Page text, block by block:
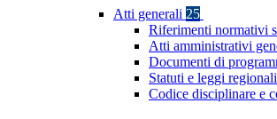
Atti generali 25
Riferimenti normativi
Atti amministrativi
Documenti di
Statuti e leggi regionali
Codice disciplinare e